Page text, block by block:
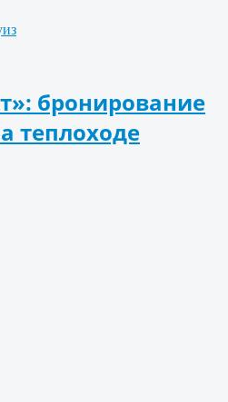
бронирование
теплоходе